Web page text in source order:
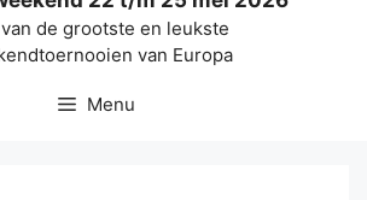
de grootste en leukste
van Europa
Menu